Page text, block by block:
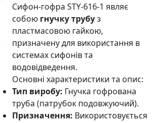
Сифон-гофра STY-616-1 являє
собою гнучку трубуз
пластмасовою гайкою,
призначену для використання в
системах сифонів та
водовідведення.
Основні характеристики та опис:
Тип виробу: Гнучка гофрована
труба (патрубок подовжуючий).
Призначення: Використовується